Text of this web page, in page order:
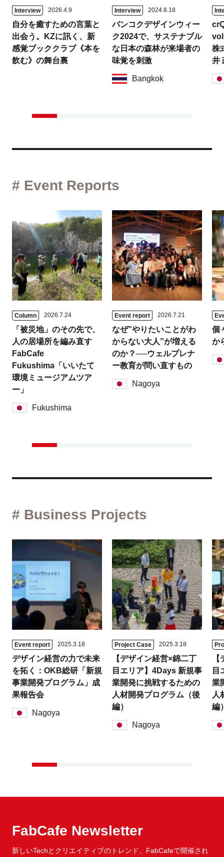
Interview 2026.4.9
自分を癒すための言葉と
出会う。KZに訊く、新
感覚ブッククラブ《本を
飲む》の舞台裏
Interview 2024.8.18
バンコクデザインウィー
ク2024で、サステナブル
な日本の森林が来場者の
味覚を刺激
Bangkok
株
井
# Event Reports
Column 2026.7.24
「被災地」のその先で、
人の居場所を編み直す
FabCafe
Fukushima「いいたて
環境ミュージアムツア
ー」
Fukushima
Event report 2026.7.21
なぜ”やりたいことがわ
からない大人”が増える
のか？──ウェルプレナ
ー教育が問い直すもの
Nagoya
個
か
# Business Projects
Event report 2025.3.18
デザイン経営の力で未来
を拓く：OKB総研「新規
事業開発プログラム」成
果報告会
Nagoya
Project Case 2025.3.18
【デザイン経営×錦二丁
目エリア】4Days 新規事
業開発に挑戦するための
人材開発プログラム（後
編）
Nagoya
目
業
人
編
FabCafe Newsletter
新しいTechとクリエイティブのトレンド、 FabCafeで開催され